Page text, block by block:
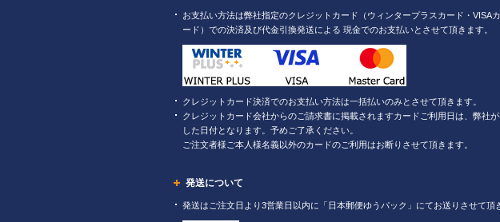
お支払い方法は弊社指定のクレジットカード（ウィンタープラスカード・VISA
ード）での決済及び代金引換発送による 現金でのお支払いとさせて頂きます。
クレジットカード決済でのお支払い方法は一括払いのみとさせて頂きます。
クレジットカード会社からのご請求書に掲載されますカードご利用日は、弊社
した日付となります。予めご了承ください。
ご注文者様ご本人様名義以外のカードのご利用はお断りさせて頂きます。
発送について
発送はご注文日より3営業日以内に「日本郵便ゆうパック」にてお送りさせて頂